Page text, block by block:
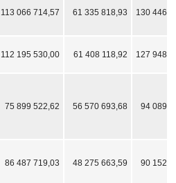
113 066 714,57 61 335 818,93 130 446
112 195 530,00 61 408 118,92 127 948
75 899 522,62 56 570 693,68 94 089
86 487 719,03 48 275 663,59 90 152